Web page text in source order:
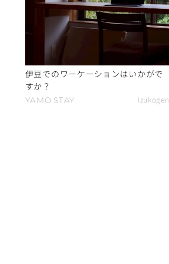
伊豆でのワーケーションはいかがで
すか？
YAMO STAY Izukogen